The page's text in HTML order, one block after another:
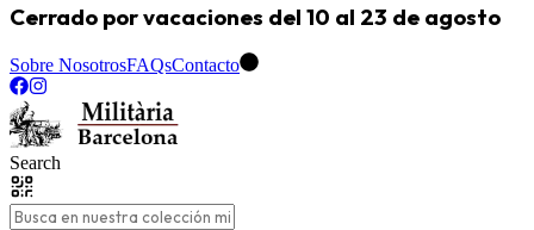
Cerrado por vacaciones del 10 al 23 de agosto
Sobre NosotrosFAQsContacto
Search